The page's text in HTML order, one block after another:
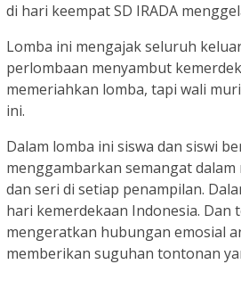
di hari keempat SD IRADA
Lomba ini mengajak seluruh
perlombaan menyambut
memeriahkan lomba, tapi wali
ini.
Dalam lomba ini siswa dan siswi
menggambarkan semangat
dan seri di setiap penampilan.
hari kemerdekaan Indonesia.
mengeratkan hubungan emosial
memberikan suguhan tontonan